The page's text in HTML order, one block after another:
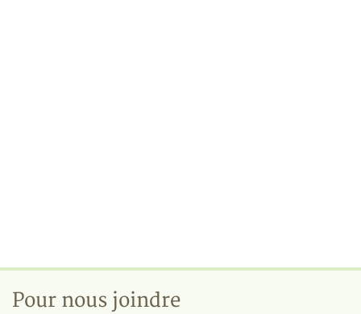
Pour nous joindre